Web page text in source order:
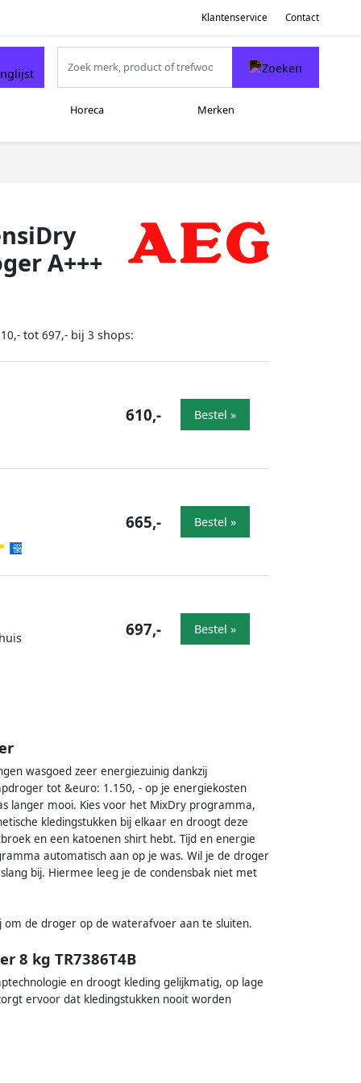
Klantenservice Contact
Horeca Merken
A+++
tot 697,- bij 3 shops:
610,- Bestel »
665,- Bestel »
697,- Bestel »
wasgoed zeer energiezuinig dankzij
tot &euro: 1.150, - op je energiekosten
langer mooi. Kies voor het MixDry programma,
kledingstukken bij elkaar en droogt deze
en een katoenen shirt hebt. Tijd en energie
automatisch aan op je was. Wil je de droger
bij. Hiermee leeg je de condensbak niet met
om de droger op de waterafvoer aan te sluiten.
8 kg TR7386T4B
en droogt kleding gelijkmatig, op lage
ervoor dat kledingstukken nooit worden